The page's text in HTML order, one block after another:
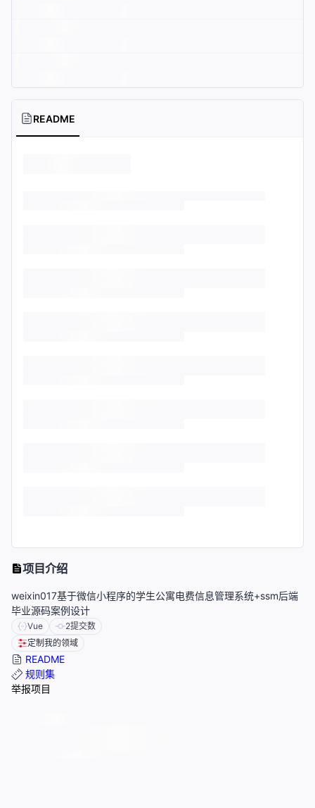
README
项目介绍
weixin017基于微信小程序的学生公寓电费信息管理系统+ssm后端
毕业源码案例设计
Vue 2提交数
定制我的领域
README
规则集
举报项目